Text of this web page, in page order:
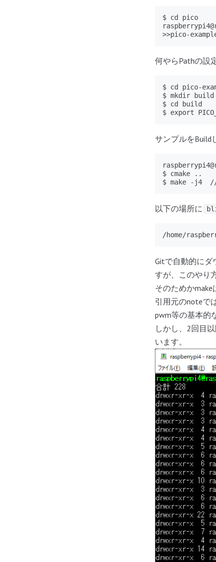
$ cd pico
>>pico-
何やらPathの設
$ cd pico-
$ mkdir build
$ cd build
$ export
サンプルをBuild
$ cmake ..
$ make -j4  // j
以下の場所に
/home/
Gitで自動的にダ
すが、このやり
そのためかmake
引用元のnoteで
pwm等の基本的
しかし、2回目
います。